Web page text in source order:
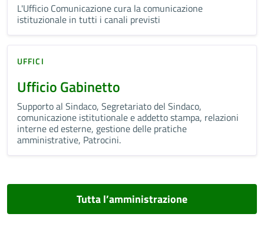
L'Ufficio Comunicazione cura la comunicazione
istituzionale in tutti i canali previsti
UFFICI
Ufficio Gabinetto
Supporto al Sindaco, Segretariato del Sindaco,
comunicazione istitutionale e addetto stampa, relazioni
interne ed esterne, gestione delle pratiche
amministrative, Patrocini.
Tutta l’amministrazione